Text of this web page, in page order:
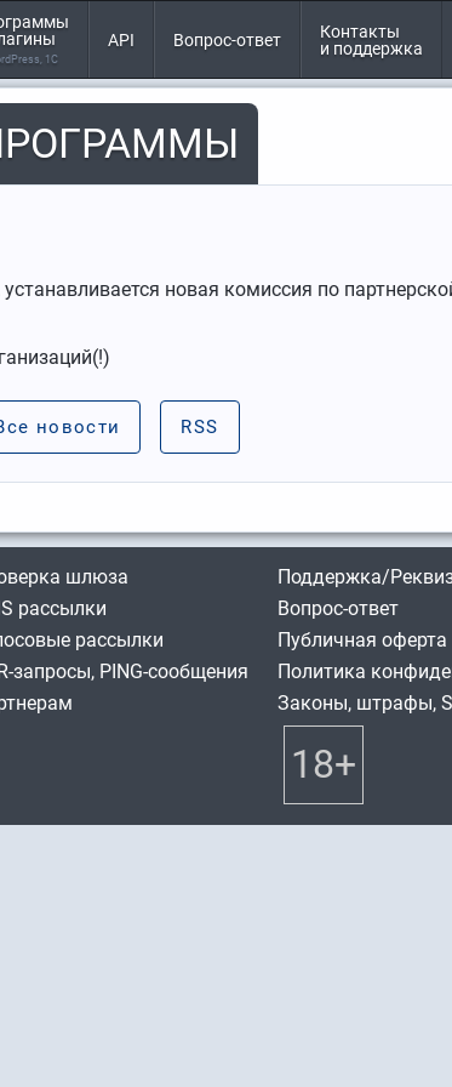
1С
API Вопрос-ответ
Контакты
и поддержка
новая комиссия по
новости RSS
шлюза
рассылки
рассылки
запросы, PING-сообщения
Поддержка/
Вопрос-ответ
Публичная оферта
Политика
Законы, штрафы,
18+